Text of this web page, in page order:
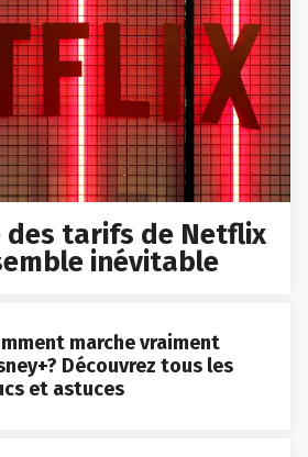
des tarifs de Netflix
inévitable
marche vraiment
Découvrez tous les
et astuces